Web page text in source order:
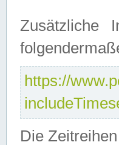
Zusätzliche
https://
Die